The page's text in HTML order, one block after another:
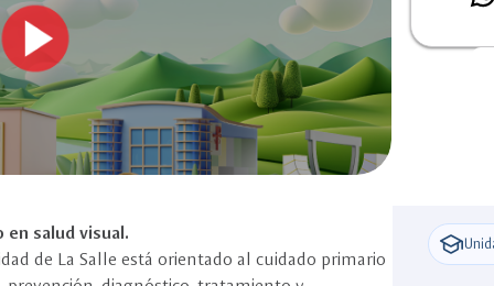
en salud visual.
de La Salle está orientado al cuidado primario
school